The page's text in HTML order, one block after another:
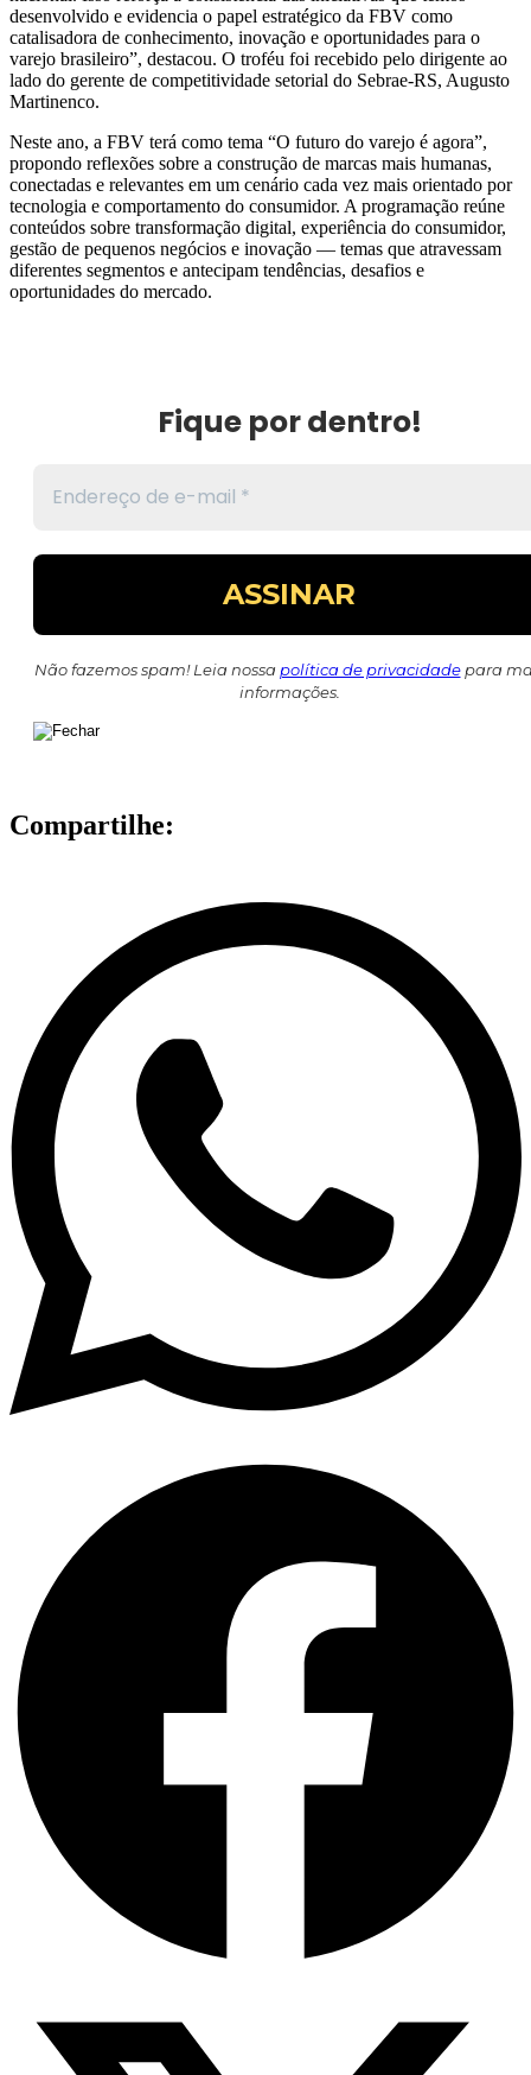
desenvolvido e evidencia o papel estratégico da FBV como
catalisadora de conhecimento, inovação e oportunidades para o
varejo brasileiro”, destacou. O troféu foi recebido pelo dirigente ao
lado do gerente de competitividade setorial do Sebrae-RS, Augusto
Martinenco.
Neste ano, a FBV terá como tema “O futuro do varejo é agora”,
propondo reflexões sobre a construção de marcas mais humanas,
conectadas e relevantes em um cenário cada vez mais orientado por
tecnologia e comportamento do consumidor. A programação reúne
conteúdos sobre transformação digital, experiência do consumidor,
gestão de pequenos negócios e inovação — temas que atravessam
diferentes segmentos e antecipam tendências, desafios e
oportunidades do mercado.
Fique por dentro!
Não fazemos spam! Leia nossa política de privacidadepara
informações.
Compartilhe: